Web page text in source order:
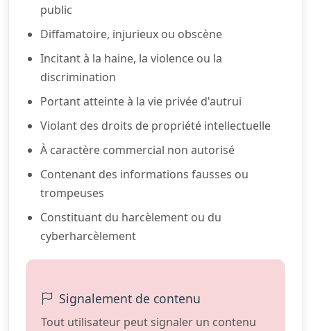
public
Diffamatoire, injurieux ou obscène
Incitant à la haine, la violence ou la
discrimination
Portant atteinte à la vie privée d'autrui
Violant des droits de propriété intellectuelle
À caractère commercial non autorisé
Contenant des informations fausses ou
trompeuses
Constituant du harcèlement ou du
cyberharcèlement
Signalement de contenu
Tout utilisateur peut signaler un contenu